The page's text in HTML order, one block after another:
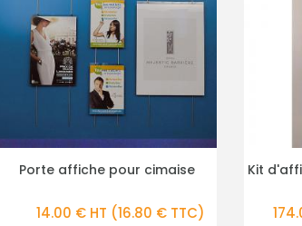
PLUS DE DÉTAILS
Kit d'affichage A4 portrait et A5
174.00 € HT(208.80 € TTC)